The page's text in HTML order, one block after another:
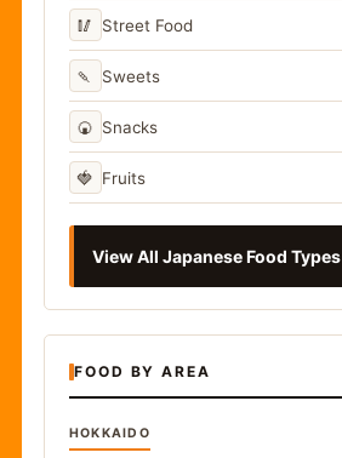
🥢 Street Food
🍡 Sweets
🍘 Snacks
🍓 Fruits
View All Japanese Food Types
FOOD BY AREA
HOKKAIDO